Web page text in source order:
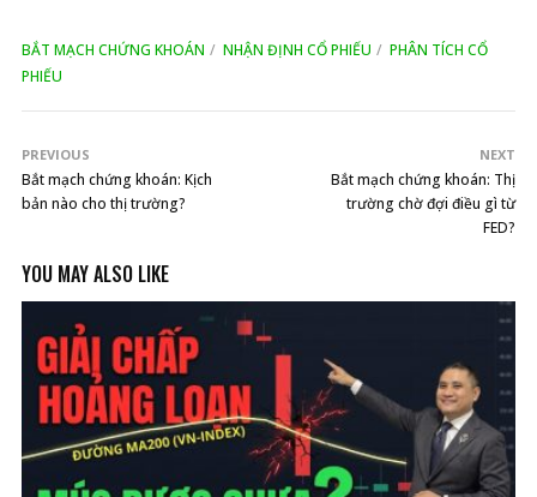
BẮT MẠCH CHỨNG KHOÁN NHẬN ĐỊNH CỔ PHIẾU
PHÂN TÍCH CỔ
PHIẾU
PREVIOUS
Bắt mạch chứng khoán: Kịch
bản nào cho thị trường?
NEXT
Bắt mạch chứng khoán: Thị
trường chờ đợi điều gì từ
FED?
YOU MAY ALSO LIKE